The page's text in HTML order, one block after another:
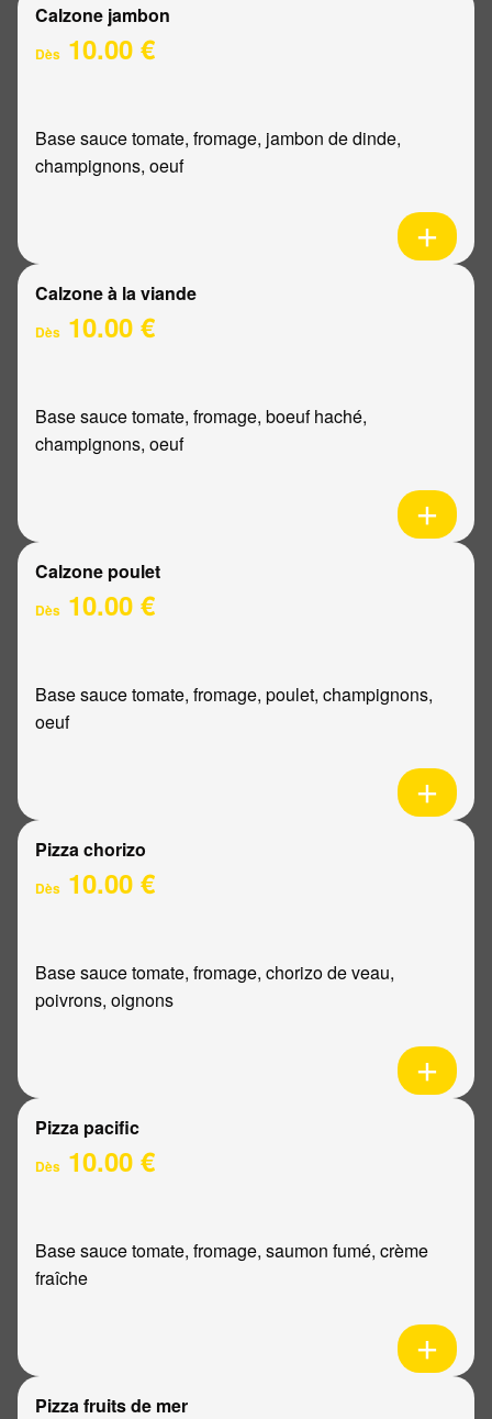
Calzone jambon
Dès 10.00 €
Base sauce tomate, fromage, jambon de dinde,
champignons, oeuf
Calzone à la viande
Dès 10.00 €
Base sauce tomate, fromage, boeuf haché,
champignons, oeuf
Calzone poulet
Dès 10.00 €
Base sauce tomate, fromage, poulet, champignons,
oeuf
Pizza chorizo
Dès 10.00 €
Base sauce tomate, fromage, chorizo de veau,
poivrons, oignons
Pizza pacific
Dès 10.00 €
Base sauce tomate, fromage, saumon fumé, crème
fraîche
Pizza fruits de mer